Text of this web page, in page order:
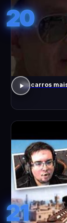
20
Os carros
21